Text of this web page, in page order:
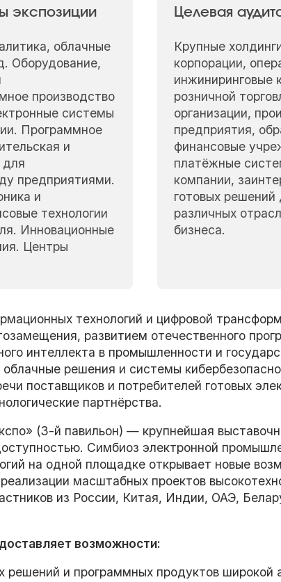
экспозиции
облачные
Оборудование,
производство
системы
Программное
и
для
предприятиями.
и
технологии
Инновационные
Центры
Целевая
Крупные
корпорации,
инжиниринговые
розничной
организации,
предприятия,
финансовые
платёжные
компании,
готовых решений
различных
бизнеса.
технологий и цифровой
развитием отечественного
интеллекта в промышленности и
решения и системы
поставщиков и потребителей готовых
партнёрства.
(3-й павильон) — крупнейшая
Симбиоз электронной
на одной площадке открывает новые
масштабных проектов
из России, Китая, Индии, ОАЭ,
возможности:
решений и программных продуктов широкой